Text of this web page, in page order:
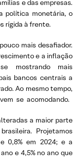
e das empresas.
política monetária, o
rígida à frente.
mais desafiador.
e a inflação
mostrando mais
bancos centrais a
Ao mesmo tempo,
se acomodando.
a maior parte
Projetamos
0,8% em 2024; e a
e 4,5% no ano que